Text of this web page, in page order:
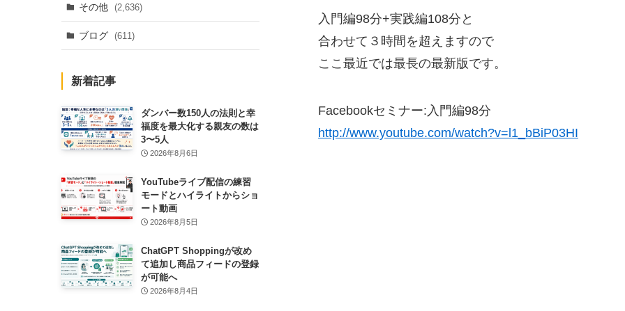
入門編98分+実践編108分と
合わせて３時間を超えますので
ここ最近では最長の最新版です。
Facebookセミナー:入門編98分
http://www.youtube.com/watch?v=l1_bBiP03HI
その他 (2,636)
ブログ (611)
新着記事
ダンバー数150人の法則と幸
福度を最大化する親友の数は
3〜5人
2026年8月6日
YouTubeライブ配信の練習
モードとハイライトからショ
ート動画
2026年8月5日
ChatGPT Shoppingが改め
て追加し商品フィードの登録
が可能へ
2026年8月4日